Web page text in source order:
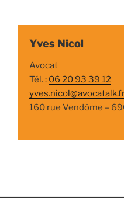
Yves Nicol
Avocat
Tél. : 06 20 93 39 12
160 rue Vendôme –